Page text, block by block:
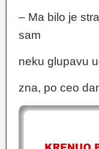
– Ma bilo je
sam
neku glupavu
zna, po ceo